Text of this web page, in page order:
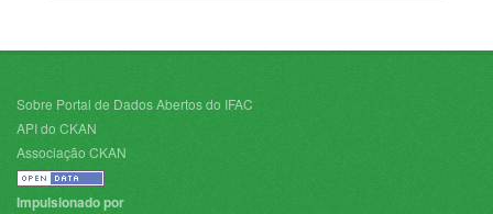
Sobre Portal de Dados Abertos do IFAC
API do CKAN
Associação CKAN
Impulsionado por